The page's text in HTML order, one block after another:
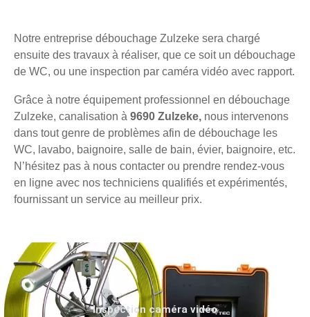
Notre entreprise débouchage Zulzeke sera chargé
ensuite des travaux à réaliser, que ce soit un débouchage
de WC, ou une inspection par caméra vidéo avec rapport.
Grâce à notre équipement professionnel en débouchage
Zulzeke, canalisation à 9690 Zulzeke, nous intervenons
dans tout genre de problèmes afin de débouchage les
WC, lavabo, baignoire, salle de bain, évier, baignoire, etc.
N’hésitez pas à nous contacter ou prendre rendez-vous
en ligne avec nos techniciens qualifiés et expérimentés,
fournissant un service au meilleur prix.
Inspection caméra vidéo